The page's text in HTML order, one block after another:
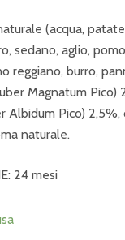
(acqua,
sedano, aglio,
reggiano, burro,
Magnatum Pico)
Albidum Pico) 2,5%,
naturale.
24 mesi